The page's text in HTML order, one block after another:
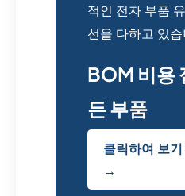
적인 전자 부품
선을 다하고 있
BOM 비용
든 부품
클릭하여 보
→